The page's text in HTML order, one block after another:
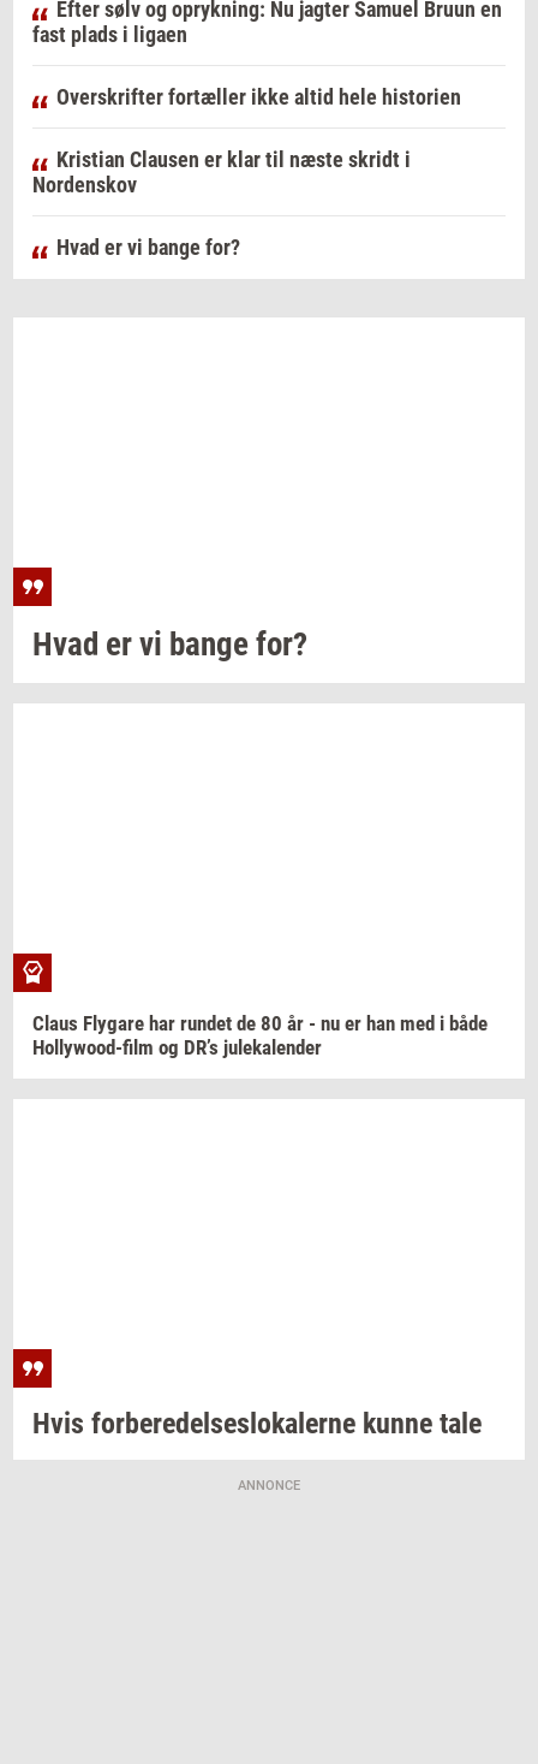
Efter sølv og oprykning: Nu jagter Samuel Bruun en
fast plads i ligaen
Overskrifter fortæller ikke altid hele historien
Kristian Clausen er klar til næste skridt i
Nordenskov
Hvad er vi bange for?
Hvad er vi bange for?
Claus Fly­ga­re har run­det de 80 år - nu er han med i både
Hollywood-​film og DR’s ju­le­ka­len­der
Hvis for­be­re­del­ses­lo­ka­ler­ne kunne tale
ANNONCE